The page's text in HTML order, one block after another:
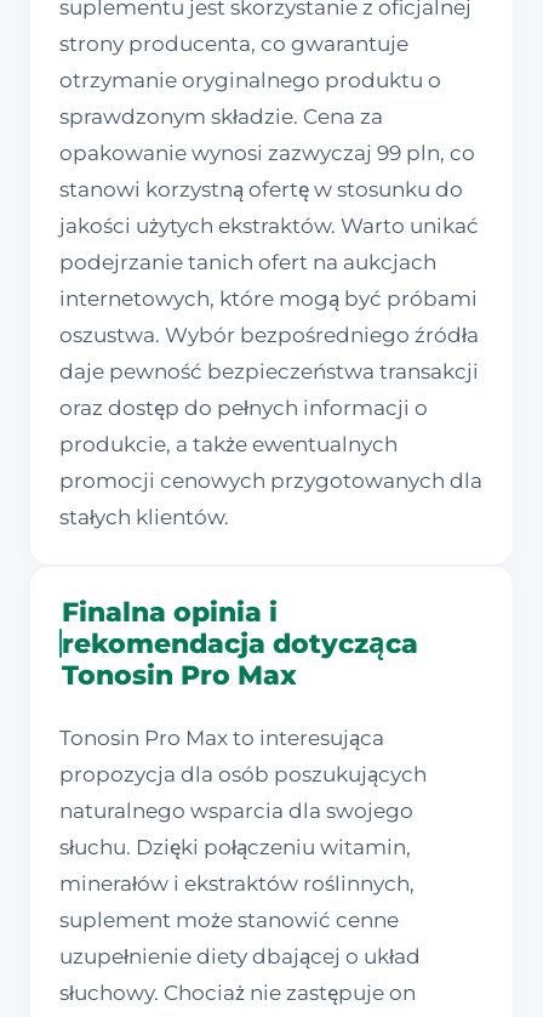
suplementu jest skorzystanie z oficjalnej
strony producenta, co gwarantuje
otrzymanie oryginalnego produktu o
sprawdzonym składzie. Cena za
opakowanie wynosi zazwyczaj 99 pln, co
stanowi korzystną ofertę w stosunku do
jakości użytych ekstraktów. Warto unikać
podejrzanie tanich ofert na aukcjach
internetowych, które mogą być próbami
oszustwa. Wybór bezpośredniego źródła
daje pewność bezpieczeństwa transakcji
oraz dostęp do pełnych informacji o
produkcie, a także ewentualnych
promocji cenowych przygotowanych dla
stałych klientów.
Finalna opinia i
rekomendacja dotycząca
Tonosin Pro Max
Tonosin Pro Max to interesująca
propozycja dla osób poszukujących
naturalnego wsparcia dla swojego
słuchu. Dzięki połączeniu witamin,
minerałów i ekstraktów roślinnych,
suplement może stanowić cenne
uzupełnienie diety dbającej o układ
słuchowy. Chociaż nie zastępuje on